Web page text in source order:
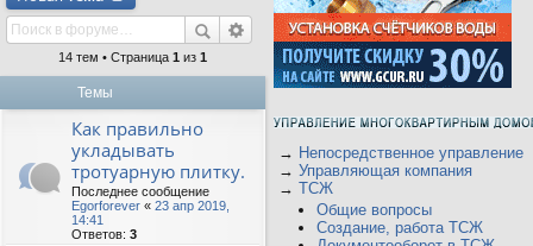
14 тем • Страница 1 из 1
Темы
Как правильно
укладывать
тротуарную плитку.
Последнее сообщение
Egorforever « 23 апр 2019,
14:41
Ответов: 3
→ Непосредственное управление
→ Управляющая компания
→ ТСЖ
Общие вопросы
Создание, работа ТСЖ